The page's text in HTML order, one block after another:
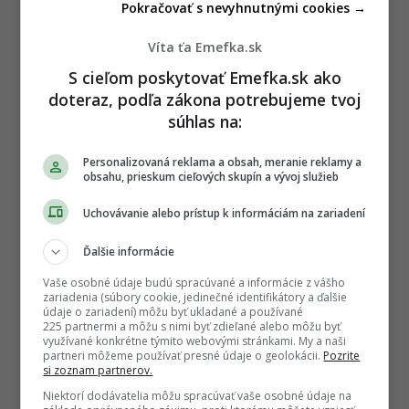
strane
TAGY:
BRATISLAVA, CVIČENIE, CVIČENIE ZADARMO
FITNESS, LETO
Víta ťa Emefka.sk
S cieľom poskytovať Emefka.sk ako
doteraz, podľa zákona potrebujeme tvoj
súhlas na:
Personalizovaná reklama a obsah, meranie reklamy a
obsahu, prieskum cieľových skupín a vývoj služieb
Uchovávanie alebo prístup k informáciám na zariadení
Ďalšie informácie
Vaše osobné údaje budú spracúvané a informácie z vášho
zariadenia (súbory cookie, jedinečné identifikátory a ďalšie
údaje o zariadení) môžu byť ukladané a používané
225 partnermi a môžu s nimi byť zdieľané alebo môžu byť
využívané konkrétne týmito webovými stránkami. My a naši
partneri môžeme používať presné údaje o geolokácii. Pozrite
si zoznam partnerov.
Niektorí dodávatelia môžu spracúvať vaše osobné údaje na
Pokračovať s nevyhnutnými cookies →